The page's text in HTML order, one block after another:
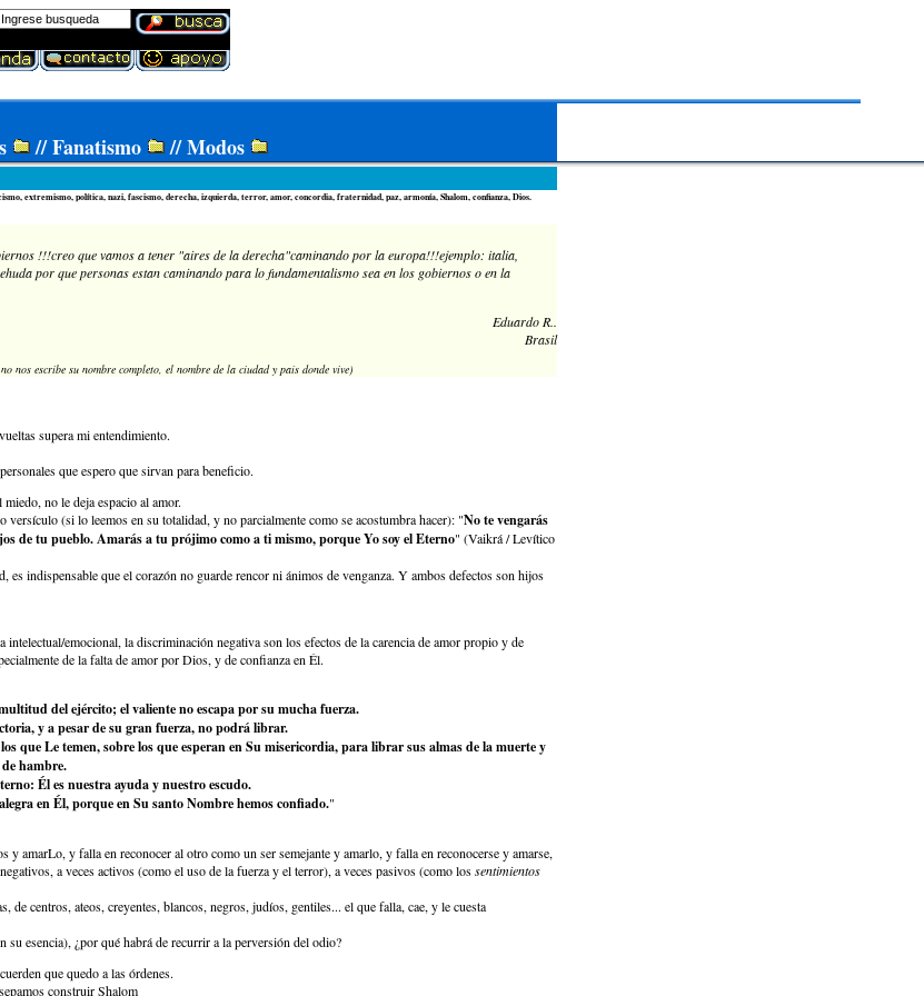
//Fanatismo //Modos
extremismo, política, nazi, fascismo, derecha, izquierda, terror, amor, concordia, fraternidad, paz, armonía, Shalom, confianza, Dios.
!!!creo que vamos a tener "aires de la derecha"caminando por la europa!!!ejemplo: italia,
por que personas estan caminando para lo fundamentalismo sea en los gobiernos o en la
Eduardo R..
Brasil
nos escribe su nombre completo, el nombre de la ciudad y país donde vive)
supera mi entendimiento.
que espero que sirvan para beneficio.
no le deja espacio al amor.
versículo (si lo leemos en su totalidad, y no parcialmente como se acostumbra hacer): "No te vengarás
de tu pueblo. Amarás a tu prójimo como a ti mismo, porque Yo soy el Eterno" (Vaikrá / Levítico
es indispensable que el corazón no guarde rencor ni ánimos de venganza. Y ambos defectos son hijos
intelectual/emocional, la discriminación negativa son los efectos de la carencia de amor propio y de
de la falta de amor por Dios, y de confianza en Él.
del ejército; el valiente no escapa por su mucha fuerza.
y a pesar de su gran fuerza, no podrá librar.
que Le temen, sobre los que esperan en Su misericordia, para librar sus almas de la muerte y
hambre.
Él es nuestra ayuda y nuestro escudo.
en Él, porque en Su santo Nombre hemos confiado."
y amarLo, y falla en reconocer al otro como un ser semejante y amarlo, y falla en reconocerse y amarse,
a veces activos (como el uso de la fuerza y el terror), a veces pasivos (como lossentimientos
de centros, ateos, creyentes, blancos, negros, judíos, gentiles... el que falla, cae, y le cuesta
esencia), ¿por qué habrá de recurrir a la perversión del odio?
que quedo a las órdenes.
construir Shalom